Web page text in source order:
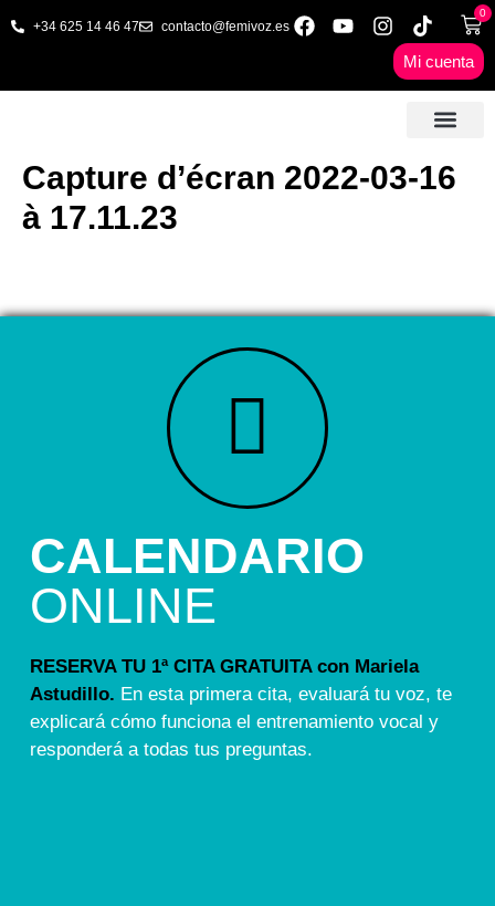
+34 625 14 46 47 contacto@femivoz.es
0
Mi cuenta
Capture d’écran 2022-03-16
à 17.11.23
CALENDARIO
ONLINE
RESERVA TU 1ª CITA GRATUITA con Mariela
Astudillo. En esta primera cita, evaluará tu voz, te
explicará cómo funciona el entrenamiento vocal y
responderá a todas tus preguntas.